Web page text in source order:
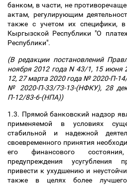
банком, в части, не
актам, регулирующим
также с учетом их специфики, в
Кыргызской Республики "О
Республики".
(В редакции постановлений
ноября 2012 года N 43/1, 15
12, 27 марта 2020 года № 2020-П-
№ 2020-П-33/73-13-(НФКУ), 28
П-12/83-6-(НПА))
1.3. Прямой банковский надзор
применяемой в условиях
стабильной и надежной
своевременного принятия
его финансового
предупреждения усугубления
привести к ухудшению и
также в целях более лучшего